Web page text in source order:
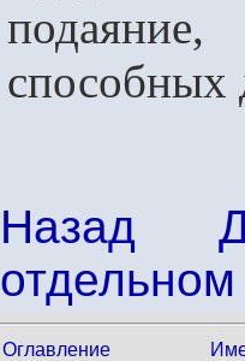
Назад
Оглавление